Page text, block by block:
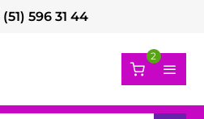
596 31 44
2